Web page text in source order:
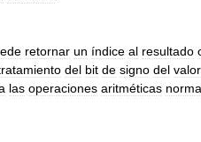
retornar un índice al resultado
del bit de signo del valor
las operaciones aritméticas